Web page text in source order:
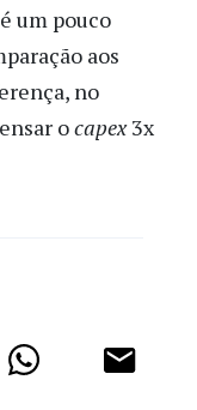
é um pouco
aos
no
ocapex3x